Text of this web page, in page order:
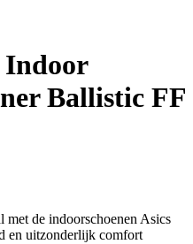
Indoor
Ballistic FF
met de indoorschoenen Asics
en uitzonderlijk comfort